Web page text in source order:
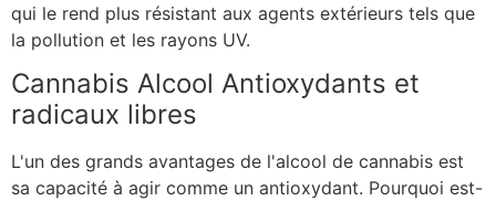
qui le rend plus résistant aux agents extérieurs tels que
la pollution et les rayons UV.
Cannabis Alcool Antioxydants et
radicaux libres
L'un des grands avantages de l'alcool de cannabis est
sa capacité à agir comme un antioxydant. Pourquoi est-